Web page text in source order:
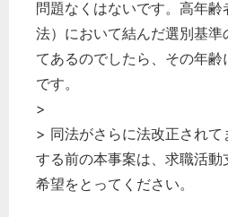
問題なくはないです。高年齢
法）において結んだ選別基準
てあるのでしたら、その年
です。
>
> 同法がさらに法改正されて
する前の本事案は、求職活
希望をとってください。